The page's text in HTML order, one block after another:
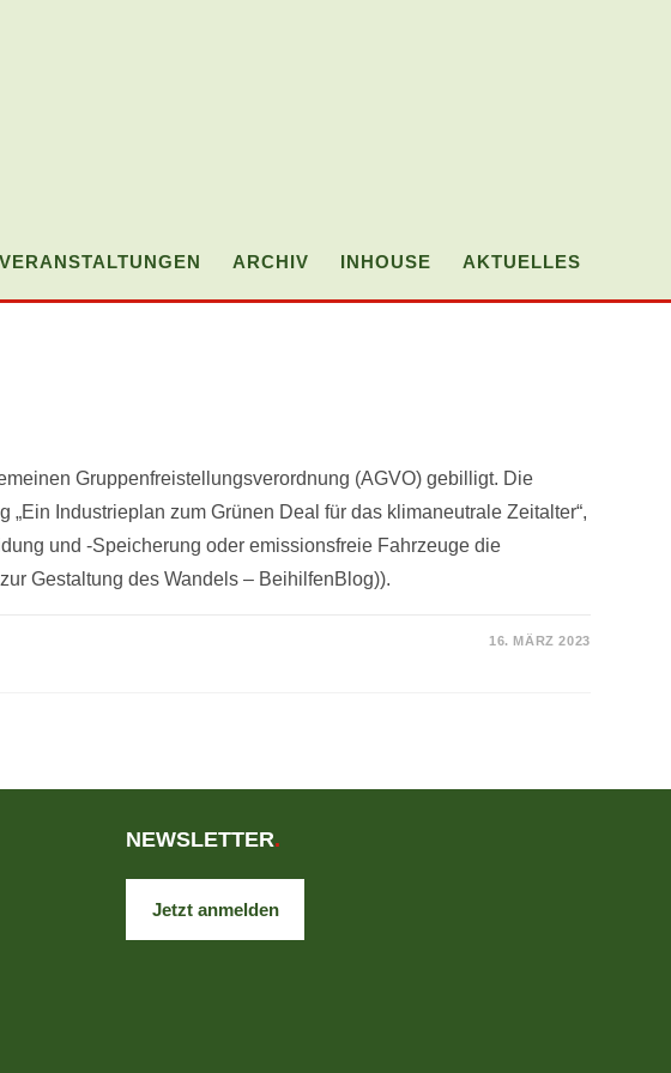
ARCHIV INHOUSE AKTUELLES
Gruppenfreistellungsverordnung (AGVO) gebilligt. Die
Industrieplan zum Grünen Deal für das klimaneutrale Zeitalter“,
und -Speicherung oder emissionsfreie Fahrzeuge die
Gestaltung des Wandels – BeihilfenBlog)).
16. MÄRZ 2023
NEWSLETTER.
Jetzt anmelden